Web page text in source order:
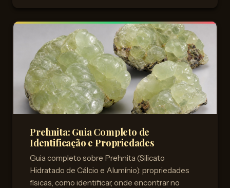
Prehnita: Guia Completo de
Identificação e Propriedades
Guia completo sobre Prehnita (Silicato
Hidratado de Cálcio e Alumínio): propriedades
físicas, como identificar, onde encontrar no